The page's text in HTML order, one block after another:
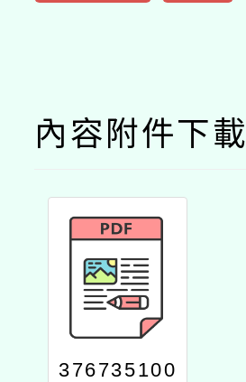
內容附件下載
376735100